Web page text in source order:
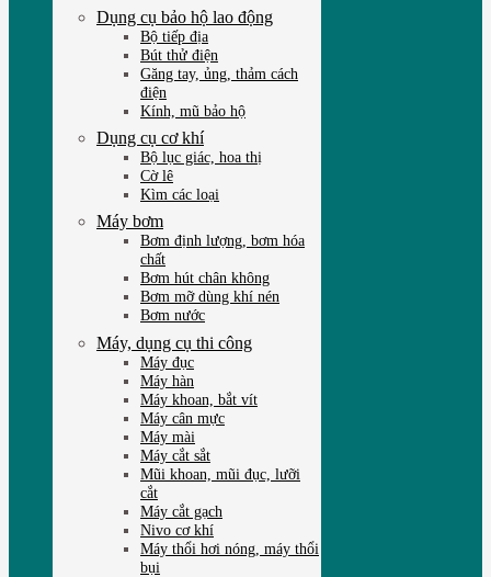
Dụng cụ bảo hộ lao động
Bộ tiếp địa
Bút thử điện
Găng tay, ủng, thảm cách
điện
Kính, mũ bảo hộ
Dụng cụ cơ khí
Bộ lục giác, hoa thị
Cờ lê
Kìm các loại
Máy bơm
Bơm định lượng, bơm hóa
chất
Bơm hút chân không
Bơm mỡ dùng khí nén
Bơm nước
Máy, dụng cụ thi công
Máy đục
Máy hàn
Máy khoan, bắt vít
Máy cân mực
Máy mài
Máy cắt sắt
Mũi khoan, mũi đục, lưỡi
cắt
Máy cắt gạch
Nivo cơ khí
Máy thổi hơi nóng, máy thổi
bụi